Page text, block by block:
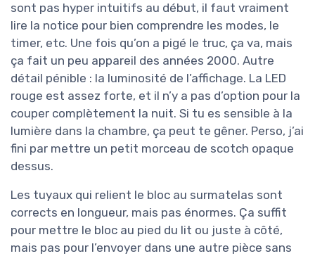
sont pas hyper intuitifs au début, il faut vraiment
lire la notice pour bien comprendre les modes, le
timer, etc. Une fois qu’on a pigé le truc, ça va, mais
ça fait un peu appareil des années 2000. Autre
détail pénible : la luminosité de l’affichage. La LED
rouge est assez forte, et il n’y a pas d’option pour la
couper complètement la nuit. Si tu es sensible à la
lumière dans la chambre, ça peut te gêner. Perso, j’ai
fini par mettre un petit morceau de scotch opaque
dessus.
Les tuyaux qui relient le bloc au surmatelas sont
corrects en longueur, mais pas énormes. Ça suffit
pour mettre le bloc au pied du lit ou juste à côté,
mais pas pour l’envoyer dans une autre pièce sans